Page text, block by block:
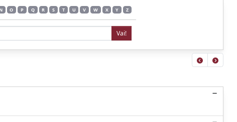
N O P Q R S T U V W X Y Z